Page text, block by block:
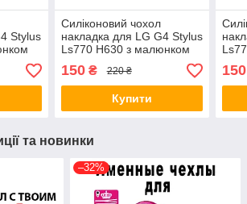
Stylus
Силіконовий чохол
накладка для LG G4 Stylus
Ls770 H630 з малюнком
Череп
150₴ 220 ₴
Купити
150
та новинки
–32%